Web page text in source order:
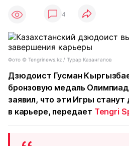
4
Фото ©️ Tengrinews.kz / Турар Казангапов
Дзюдоист Гусман
бронзовую медаль
заявил, что эти Игры станут
в карьере, передает Tengri